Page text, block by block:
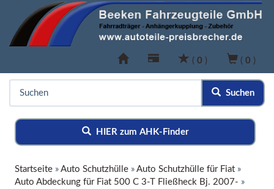
( 0 ) ( 0 )
Suchen
HIER zum AHK-Finder
Startseite » Auto Schutzhülle » Auto Schutzhülle für Fiat »
Auto Abdeckung für Fiat 500 C 3-T Fließheck Bj. 2007- »